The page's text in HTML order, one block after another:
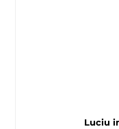
Luciu